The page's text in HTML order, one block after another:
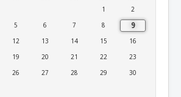
1
2
5 6 7 8 9
12 13 14 15 16
19 20 21 22 23
26 27 28 29 30